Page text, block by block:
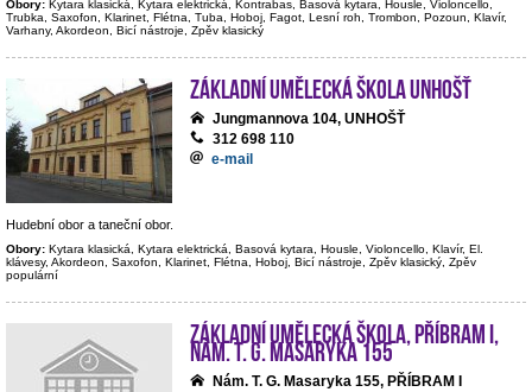
Obory: Kytara klasická, Kytara elektrická, Kontrabas, Basová kytara, Housle, Violoncello,
Trubka, Saxofon, Klarinet, Flétna, Tuba, Hoboj, Fagot, Lesní roh, Trombon, Pozoun, Klavír,
Varhany, Akordeon, Bicí nástroje, Zpěv klasický
Základní umělecká škola Unhošť
Jungmannova 104, UNHOŠŤ
312 698 110
e-mail
Hudební obor a taneční obor.
Obory: Kytara klasická, Kytara elektrická, Basová kytara, Housle, Violoncello, Klavír, El.
klávesy, Akordeon, Saxofon, Klarinet, Flétna, Hoboj, Bicí nástroje, Zpěv klasický, Zpěv
populární
Základní umělecká škola, Příbram I,
nám. T. G. Masaryka 155
Nám. T. G. Masaryka 155, PŘÍBRAM I